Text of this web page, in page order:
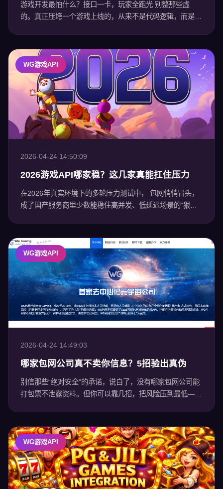
游戏开发最怕什么？接口一卡，玩家全跑光 别整那些虚
的。真正压垮一个游戏上线的，从来不是代码逻辑，而是接
WG游戏API
2026-04-24 14:50:09
2026游戏API哪家稳？这几家真能扛住压力
在2026年真实环境下的多轮压力测试中， 包网悄悄冒头，
成了国产服务商里少数能稳住高并发、低延迟场景的“狠角
WG游戏API
2026-04-24 14:49:03
哪家包网公司真不卖你信息？5招验出真伪
别信那些“绝对安全”的承诺，说白了，没有哪家包网公司能
打包票不泄露资料。但你可以靠几招，把风险压到最低——
WG游戏API